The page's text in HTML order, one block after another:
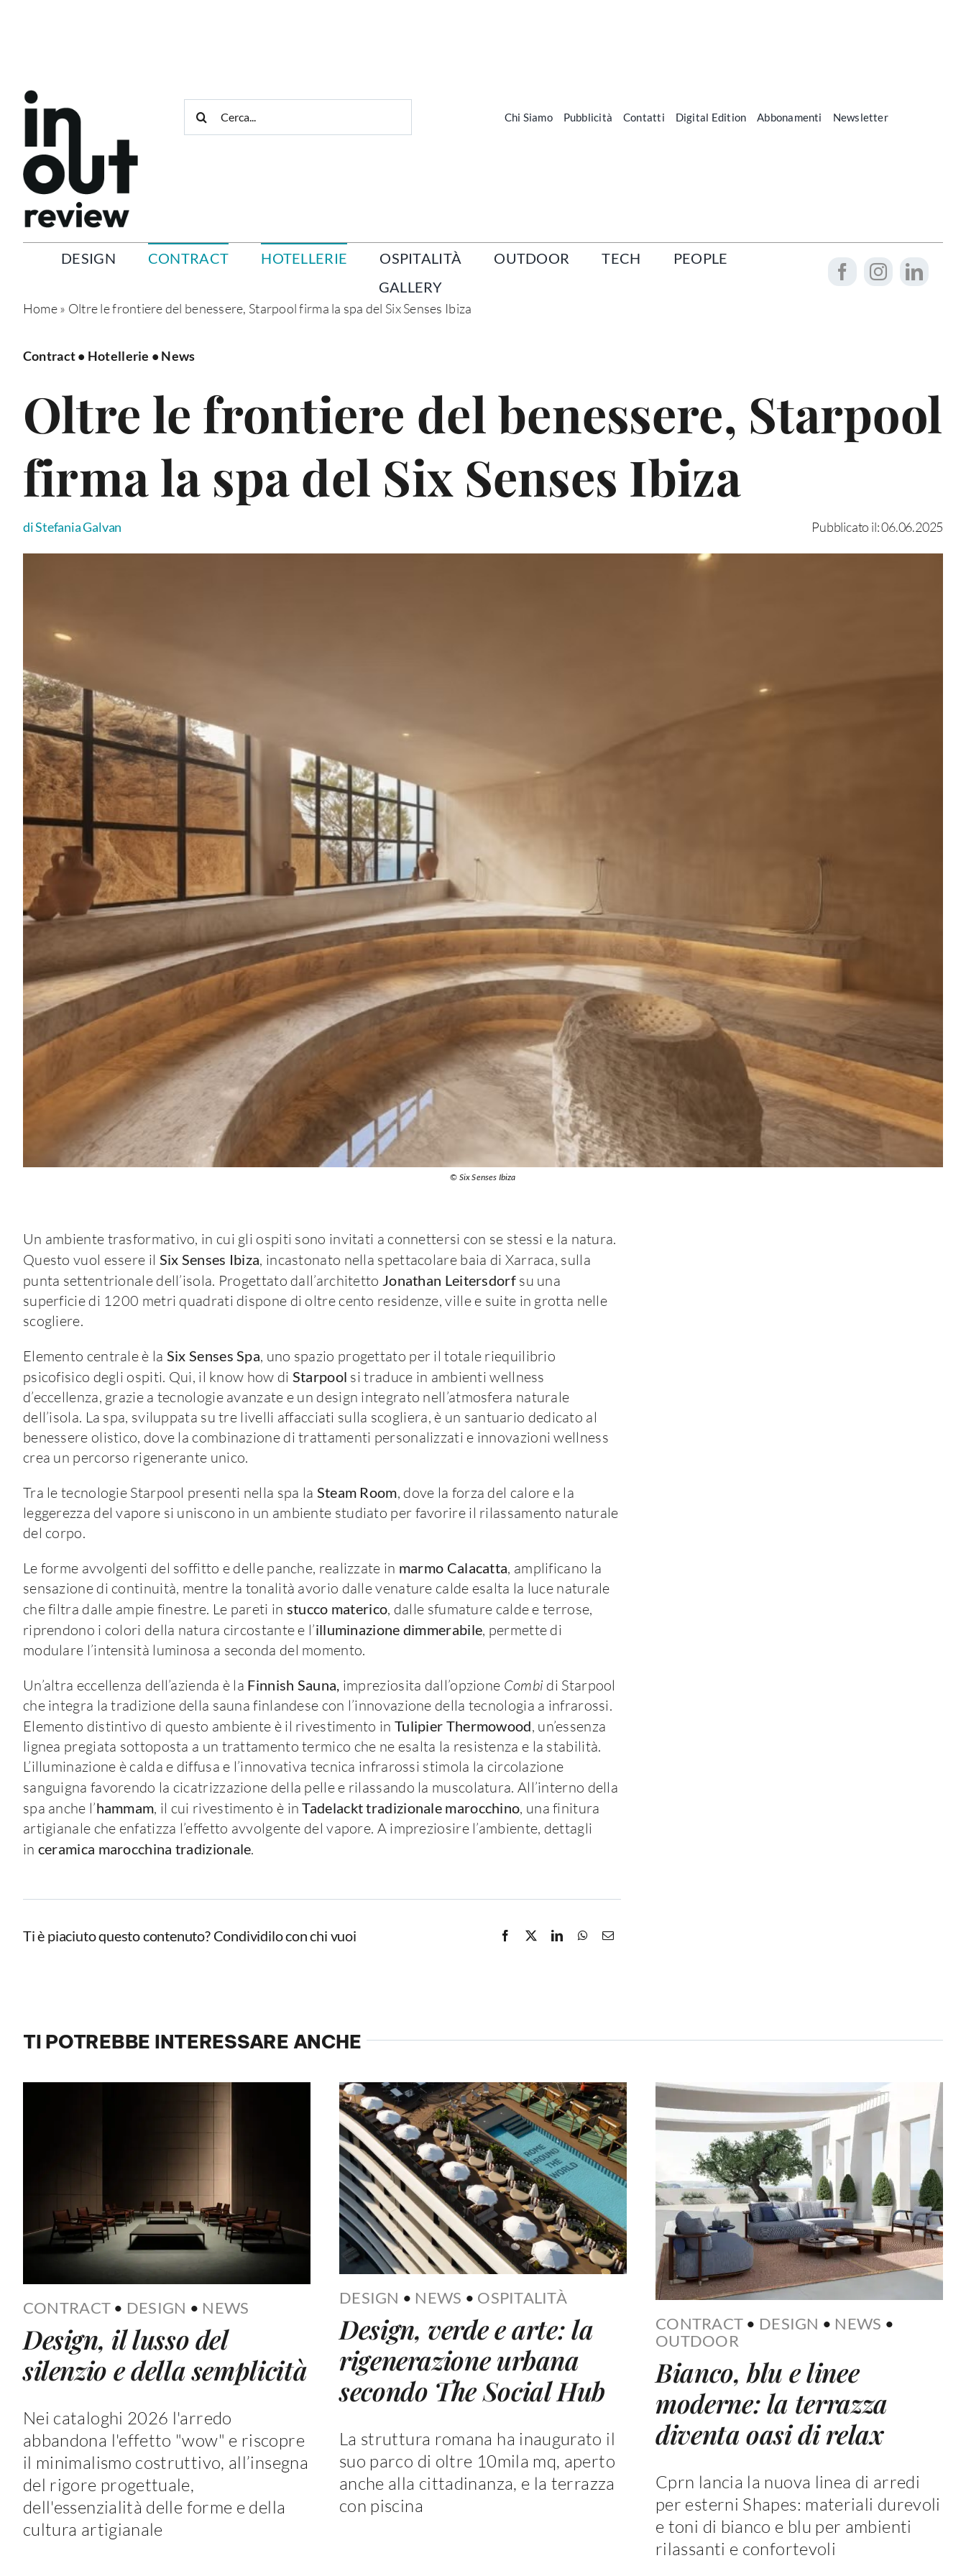
per:
Chi Siamo Pubblicità Contatti Digital Edition Abbonamenti Newsletter
DESIGN CONTRACT HOTELLERIE OSPITALITÀ OUTDOOR TECH
PEOPLE
GALLERY
Home» Oltre le frontiere del benessere, Starpool firma la spa del Six Senses Ibiza
Contract• Hotellerie • News
Oltre le frontiere del benessere, Starpool
firma la spa del Six Senses Ibiza
di Stefania Galvan Pubblicato il: 06.06.2025
© Six Senses Ibiza
Un ambiente trasformativo, in cui gli ospiti sono invitati a connettersi con se stessi e la natura.
Questo vuol essere il Six Senses Ibiza, incastonato nella spettacolare baia di Xarraca, sulla
punta settentrionale dell’isola. Progettato dall’architetto Jonathan Leitersdorfsu una
superficie di 1200 metri quadrati dispone di oltre cento residenze, ville e suite in grotta nelle
scogliere.
Elemento centrale è la Six Senses Spa, uno spazio progettato per il totale riequilibrio
psicofisico degli ospiti. Qui, il know how di Starpool si traduce in ambienti wellness
d’eccellenza, grazie a tecnologie avanzate e un design integrato nell’atmosfera naturale
dell’isola. La spa, sviluppata su tre livelli affacciati sulla scogliera, è un santuario dedicato al
benessere olistico, dove la combinazione di trattamenti personalizzati e innovazioni wellness
crea un percorso rigenerante unico.
Tra le tecnologie Starpool presenti nella spa la Steam Room, dove la forza del calore e la
leggerezza del vapore si uniscono in un ambiente studiato per favorire il rilassamento naturale
del corpo.
Le forme avvolgenti del soffitto e delle panche, realizzate in marmo Calacatta, amplificano la
sensazione di continuità, mentre la tonalità avorio dalle venature calde esalta la luce naturale
che filtra dalle ampie finestre. Le pareti in stucco materico, dalle sfumature calde e terrose,
riprendono i colori della natura circostante e l’illuminazione dimmerabile, permette di
modulare l’intensità luminosa a seconda del momento.
Un’altra eccellenza dell’azienda è la Finnish Sauna, impreziosita dall’opzione Combi di Starpool
che integra la tradizione della sauna finlandese con l’innovazione della tecnologia a infrarossi.
Elemento distintivo di questo ambiente è il rivestimento in Tulipier Thermowood, un’essenza
lignea pregiata sottoposta a un trattamento termico che ne esalta la resistenza e la stabilità.
L’illuminazione è calda e diffusa e l’innovativa tecnica infrarossi stimola la circolazione
sanguigna favorendo la cicatrizzazione della pelle e rilassando la muscolatura. All’interno della
spa anche l’hammam, il cui rivestimento è inTadelackt tradizionale marocchino, una finitura
artigianale che enfatizza l’effetto avvolgente del vapore. A impreziosire l’ambiente, dettagli
in ceramica marocchina tradizionale.
Ti è piaciuto questo contenuto? Condividilo con chi vuoi
TI POTREBBE INTERESSARE ANCHE
CONTRACT • DESIGN • NEWS
Design, il lusso del
silenzio e della semplicità
Nei cataloghi 2026 l'arredo
abbandona l'effetto "wow" e riscopre
il minimalismo costruttivo, all’insegna
del rigore progettuale,
dell'essenzialità delle forme e della
cultura artigianale
DESIGN • NEWS • OSPITALITÀ
Design, verde e arte: la
rigenerazione urbana
secondo The Social Hub
La struttura romana ha inaugurato il
suo parco di oltre 10mila mq, aperto
anche alla cittadinanza, e la terrazza
con piscina
CONTRACT • DESIGN • NEWS •
OUTDOOR
Bianco, blu e linee
moderne: la terrazza
diventa oasi di relax
Cprn lancia la nuova linea di arredi
per esterni Shapes: materiali durevoli
e toni di bianco e blu per ambienti
rilassanti e confortevoli